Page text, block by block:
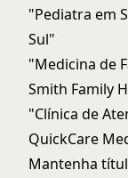
"Pediatra em
Sul"
"Medicina de
Smith Family
"Clínica de
QuickCare
Mantenha